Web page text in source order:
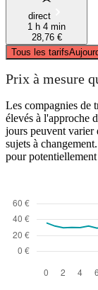
direct
1 h 4 min
28,76 €
Tous les tarifs
Prix à mesure
Les compagnies de
élevés à l'approche
jours peuvent varier
sujets à
pour